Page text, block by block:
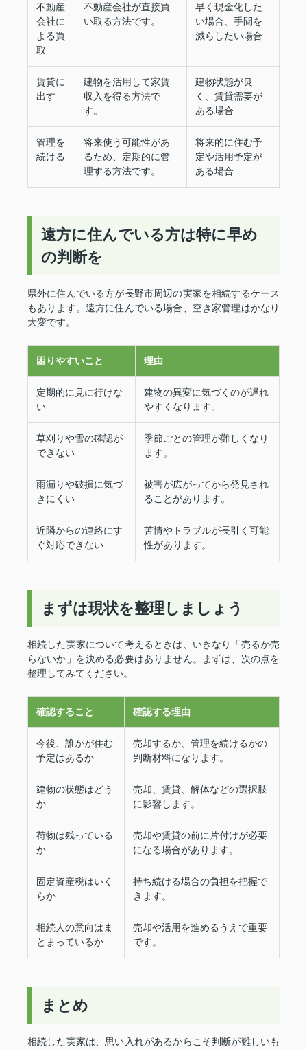
不動産
会社に
よる買
取
不動産会社が直接買
い取る方法です。
早く現金化した
い場合、手間を
減らしたい場合
賃貸に
出す
建物を活用して家賃
収入を得る方法で
す。
建物状態が良
く、賃貸需要が
ある場合
管理を
続ける
将来使う可能性があ
るため、定期的に管
理する方法です。
将来的に住む予
定や活用予定が
ある場合
遠方に住んでいる方は特に早め
の判断を
県外に住んでいる方が長野市周辺の実家を相続するケース
もあります。遠方に住んでいる場合、空き家管理はかなり
大変です。
困りやすいこと 理由
定期的に見に行けな
い
建物の異変に気づくのが遅れ
やすくなります。
草刈りや雪の確認が
できない
季節ごとの管理が難しくなり
ます。
雨漏りや破損に気づ
きにくい
被害が広がってから発見され
ることがあります。
近隣からの連絡にす
ぐ対応できない
苦情やトラブルが長引く可能
性があります。
まずは現状を整理しましょう
相続した実家について考えるときは、いきなり「売るか売
らないか」を決める必要はありません。まずは、次の点を
整理してみてください。
確認すること 確認する理由
今後、誰かが住む
予定はあるか
売却するか、管理を続けるかの
判断材料になります。
建物の状態はどう
か
売却、賃貸、解体などの選択肢
に影響します。
荷物は残っている
か
売却や賃貸の前に片付けが必要
になる場合があります。
固定資産税はいく
らか
持ち続ける場合の負担を把握で
きます。
相続人の意向はま
とまっているか
売却や活用を進めるうえで重要
です。
まとめ
相続した実家は、思い入れがあるからこそ判断が難しいも